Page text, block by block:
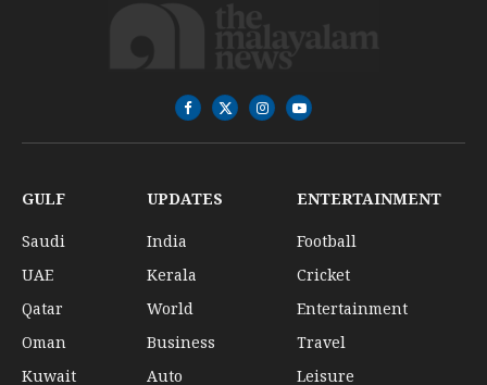
Facebook
X
(Twitter)
InstagramYouTube
GULF
Saudi
UAE
Qatar
Oman
Kuwait
UPDATES
India
Kerala
World
Business
Auto
ENTERTAINMENT
Football
Cricket
Entertainment
Travel
Leisure